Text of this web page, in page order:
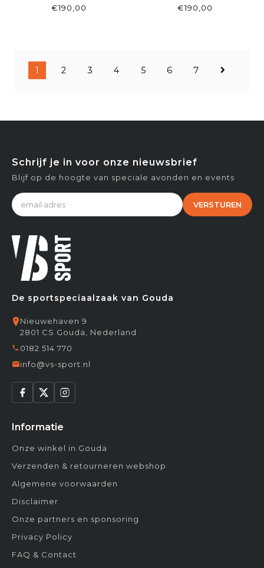
DUST | IVORY
€190,00
W CINDER/OX
€190,00
1 2 3 4 5 6 7
De sportspeciaalzaak van Gouda
Nieuwehaven 9
2801 CS Gouda, Nederland
0182 514 770
info@vs-sport.nl
Informatie
Onze winkel in Gouda
Verzenden & retourneren webshop
Algemene voorwaarden
Disclaimer
Onze partners en sponsoring
Privacy Policy
FAQ & Contact
Schrijf je in voor onze nieuwsbrief
Blijf op de hoogte van speciale avonden en events
VERSTUREN